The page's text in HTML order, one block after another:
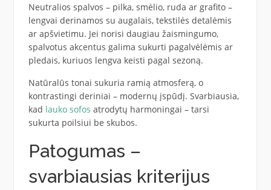
Neutralios spalvos – pilka, smėlio, ruda ar grafito –
lengvai derinamos su augalais, tekstilės detalėmis
ar apšvietimu. Jei norisi daugiau žaismingumo,
spalvotus akcentus galima sukurti pagalvėlėmis ar
pledais, kuriuos lengva keisti pagal sezoną.
Natūralūs tonai sukuria ramią atmosferą, o
kontrastingi deriniai – modernų įspūdį. Svarbiausia,
kad lauko sofos atrodytų harmoningai – tarsi
sukurta poilsiui be skubos.
Patogumas –
svarbiausias kriterijus